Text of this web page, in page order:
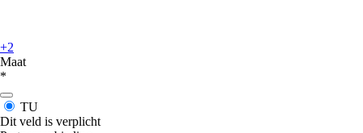
+2
Maat
*
TU
Dit veld is verplicht